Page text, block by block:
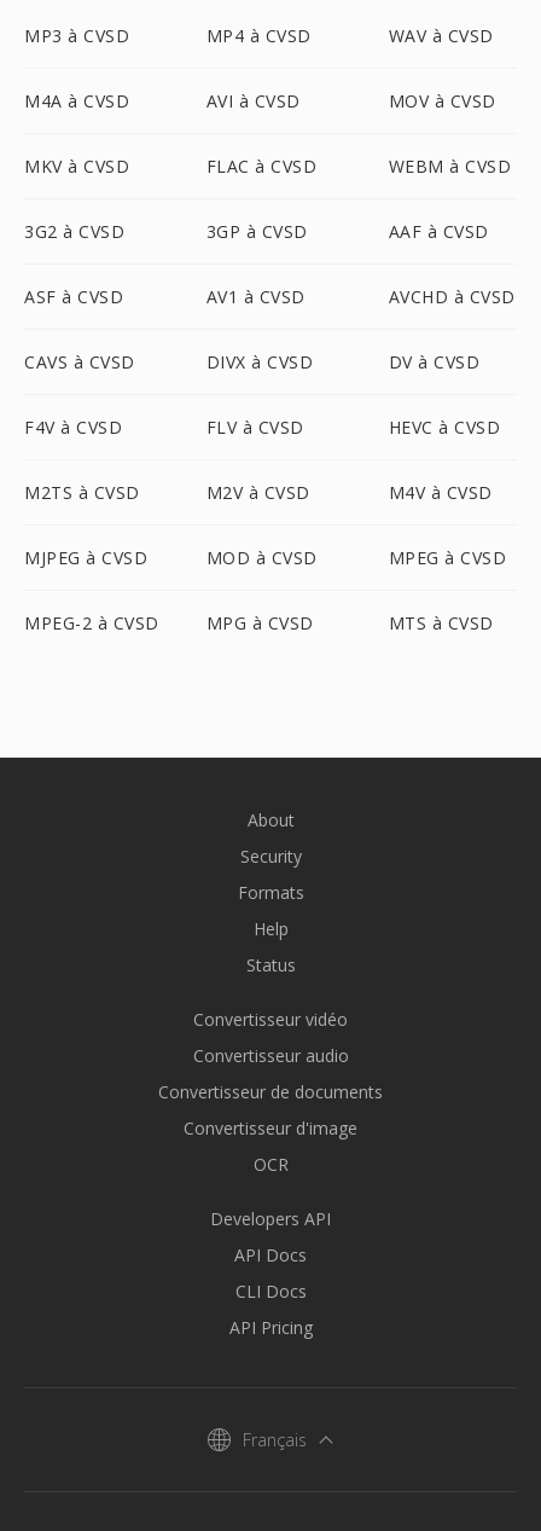
MP3 à CVSD MP4 à CVSD WAV à CVSD
M4A à CVSD AVI à CVSD MOV à CVSD
MKV à CVSD FLAC à CVSD WEBM à CVSD
3G2 à CVSD 3GP à CVSD AAF à CVSD
ASF à CVSD AV1 à CVSD AVCHD à CVSD
CAVS à CVSD DIVX à CVSD DV à CVSD
F4V à CVSD FLV à CVSD HEVC à CVSD
M2TS à CVSD M2V à CVSD M4V à CVSD
MJPEG à CVSD MOD à CVSD MPEG à CVSD
MPEG-2 à CVSD MPG à CVSD MTS à CVSD
About
Security
Formats
Help
Status
Convertisseur vidéo
Convertisseur audio
Convertisseur de documents
Convertisseur d'image
OCR
Developers API
API Docs
CLI Docs
API Pricing
Français